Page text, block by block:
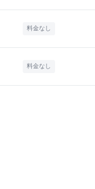
料金なし
料金なし